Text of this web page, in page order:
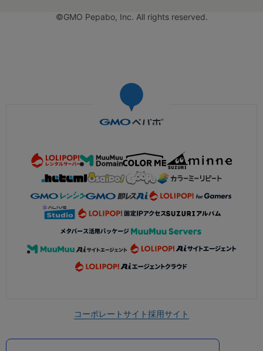
©GMO Pepabo, Inc. All rights reserved.
コーポレートサイト採用サイト